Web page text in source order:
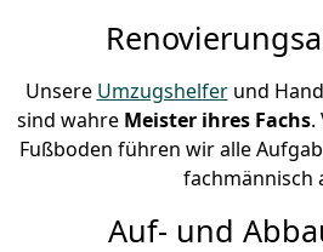
Unsere Umzugshelferund
sind wahre Meister ihres Fachs.
Fußboden führen wir alle
fachmännisch
Auf- und